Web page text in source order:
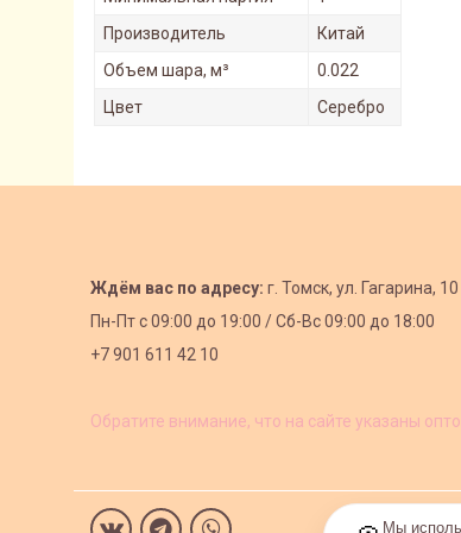
Производитель
Китай
Объем шара, м³
0.022
Цвет
Серебро
Ждём вас по адресу: г. Томск, ул. Гагарина, 10
Пн-Пт с09:00 до 19:00 /Сб-Вс 09:00 до 18:00
+7 901 611 42 10
Обратите внимание, что на сайте указаны
Мы